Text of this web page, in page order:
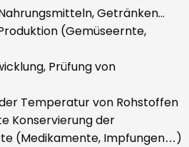
Getränken…
(Gemüseernte,
Prüfung von
Temperatur von Rohstoffen
Konservierung der
(Medikamente, Impfungen… )